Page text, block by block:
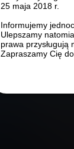
25 maja 2018 r.
Informujemy
Ulepszamy
prawa przysługują
Zapraszamy Cię